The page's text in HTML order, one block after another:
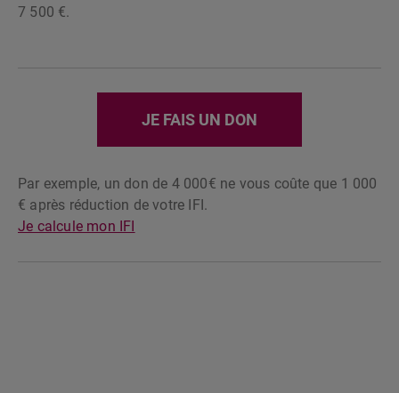
7 500 €.
JE FAIS UN DON
Par exemple, un don de 4 000€ ne vous coûte que 1 000
€ après réduction de votre IFI.
Je calcule mon IFI